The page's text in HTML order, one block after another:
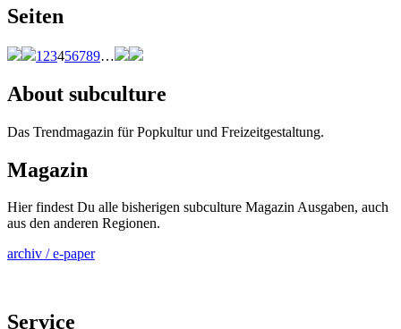
Seiten
1 23456789…
About subculture
Das Trendmagazin für Popkultur und Freizeitgestaltung.
Magazin
Hier findest Du alle bisherigen subculture Magazin Ausgaben, auch
aus den anderen Regionen.
archiv / e-paper
Service